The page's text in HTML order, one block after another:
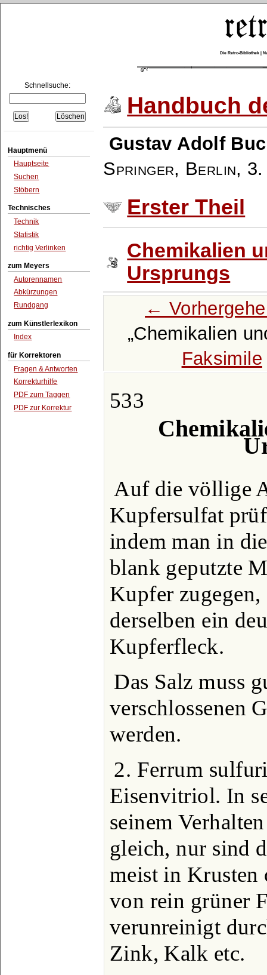
Die Retro-Bibliothek |
Schnellsuche:
Hauptmenü
Hauptseite
Suchen
Stöbern
Technisches
Technik
Statistik
richtig Verlinken
zum Meyers
Autorennamen
Abkürzungen
Rundgang
zum Künstlerlexikon
Index
für Korrektoren
Fragen & Antworten
Korrekturhilfe
PDF zum Taggen
PDF zur Korrektur
Handbuch
Gustav Adolf
Springer, Berlin,
Erster Theil
Chemikalien
Ursprungs
←
Chemikalien
Faksimile
533
Auf die völlige
Kupfersulfat
indem man in
blank geputzte
Kupfer
derselben ein
Kupferfleck.
Das Salz muss
verschlossenen
werden.
2. Ferrum
Eisenvitriol. In
seinem
gleich, nur sind
meist in Krusten
von rein grüner
verunreinigt
Zink, Kalk etc.